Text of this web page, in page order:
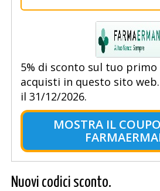
5% di sconto sul tuo
acquisti in questo sito web.
il 31/12/2026.
MOSTRA IL
Nuovi codici sconto.